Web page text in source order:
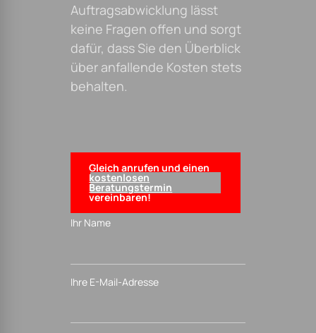
Auftragsabwicklung lässt
keine Fragen offen und sorgt
dafür, dass Sie den Überblick
über anfallende Kosten stets
behalten.
Gleich anrufen und einen
kostenlosen
Beratungstermin
vereinbaren!
Ihr Name
Ihre E-Mail-Adresse